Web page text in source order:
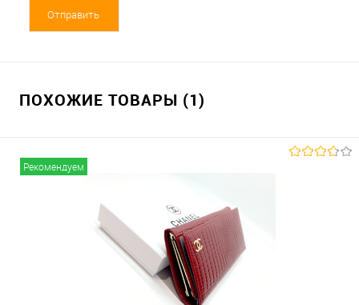
ПОХОЖИЕ ТОВАРЫ (1)
Рекомендуем